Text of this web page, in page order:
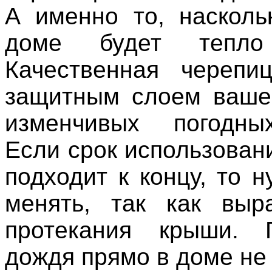
А именно то,
доме будет
Качественная
защитным слоем
изменчивых
Если срок
подходит к концу, то
менять, так как
протекания крыши.
дождя прямо в доме не